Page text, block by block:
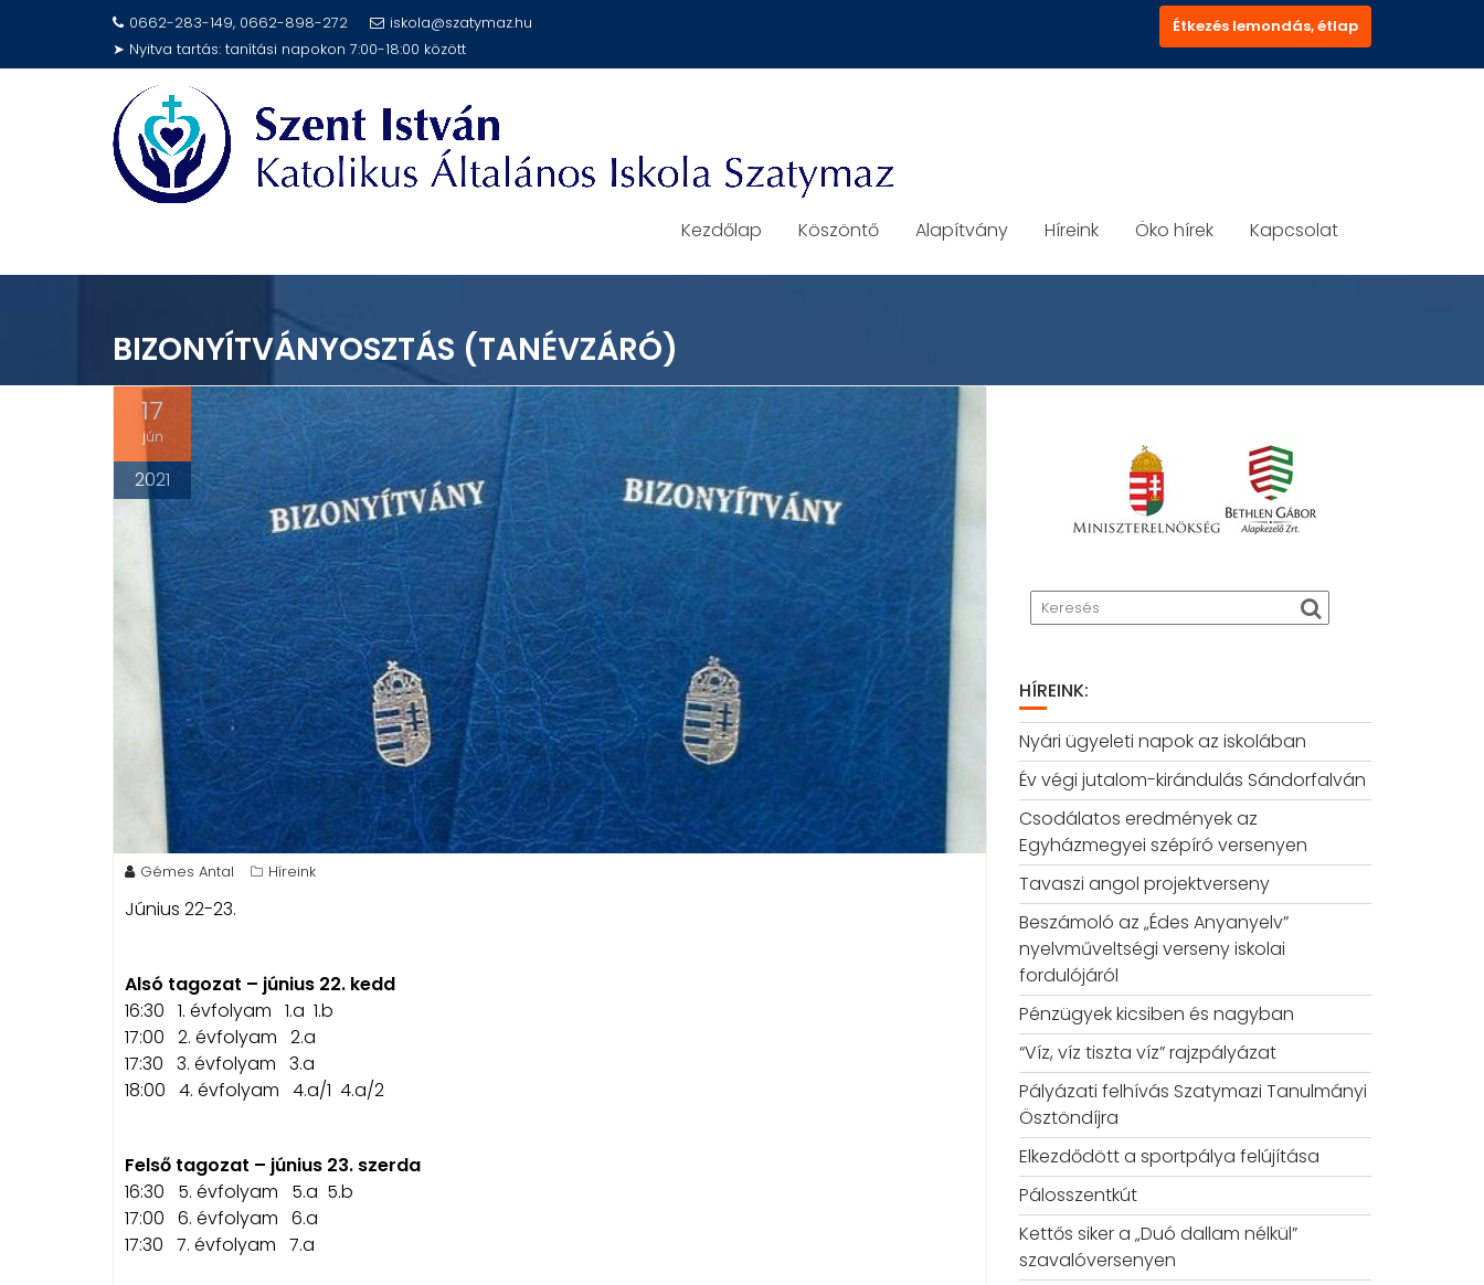
content
0662-283-149, 0662-898-272
iskola@szatymaz.hu
➤ Nyitva tartás: tanítási napokon 7:00-18:00 között
Étkezés lemondás, étlap
Kezdőlap Köszöntő Alapítvány Híreink Öko hírek Kapcsolat
BIZONYÍTVÁNYOSZTÁS (TANÉVZÁRÓ)
17
jún
2021
Gémes Antal Híreink
Június 22-23.
Alsó tagozat – június 22. kedd
16:30 1. évfolyam 1.a 1.b
17:00 2. évfolyam 2.a
17:30 3. évfolyam 3.a
18:00 4. évfolyam 4.a/1 4.a/2
Felső tagozat – június 23. szerda
16:30 5. évfolyam 5.a 5.b
17:00 6. évfolyam 6.a
17:30 7. évfolyam 7.a
HÍREINK:
Nyári ügyeleti napok az iskolában
Év végi jutalom-kirándulás Sándorfalván
Csodálatos eredmények az
Egyházmegyei szépíró versenyen
Tavaszi angol projektverseny
Beszámoló az „Édes Anyanyelv”
nyelvműveltségi verseny iskolai
fordulójáról
Pénzügyek kicsiben és nagyban
“Víz, víz tiszta víz” rajzpályázat
Pályázati felhívás Szatymazi Tanulmányi
Ösztöndíjra
Elkezdődött a sportpálya felújítása
Pálosszentkút
Kettős siker a „Duó dallam nélkül”
szavalóversenyen